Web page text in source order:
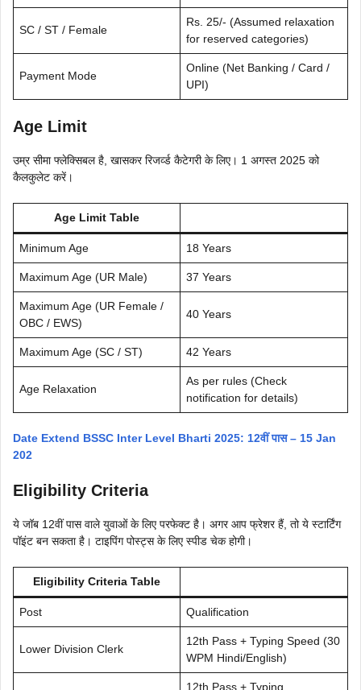
SC / ST / Female
Rs. 25/- (Assumed relaxation
for reserved categories)
Payment Mode
Online (Net Banking / Card /
UPI)
Age Limit
उम्र सीमा फ्लेक्सिबल है, खासकर रिजर्व्ड कैटेगरी के लिए। 1 अगस्त 2025 को
कैलकुलेट करें।
Age Limit Table
Minimum Age 18 Years
Maximum Age (UR Male) 37 Years
Maximum Age (UR Female /
OBC / EWS)
40 Years
Maximum Age (SC / ST) 42 Years
Age Relaxation
As per rules (Check
notification for details)
Date Extend BSSC Inter Level Bharti 2025: 12वीं पास – 15 Jan
202
Eligibility Criteria
ये जॉब 12वीं पास वाले युवाओं के लिए परफेक्ट है। अगर आप फ्रेशर हैं, तो ये स्टार्टिंग
पॉइंट बन सकता है। टाइपिंग पोस्ट्स के लिए स्पीड चेक होगी।
Eligibility Criteria Table
Post Qualification
Lower Division Clerk
12th Pass + Typing Speed (30
WPM Hindi/English)
12th Pass + Typing